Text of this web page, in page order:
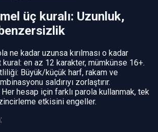
üç kuralı: Uzunluk,
ne kadar uzunsa kırılması o kadar
kural: en az 12 karakter, mümkünse 16+.
Büyük/küçük harf, rakam ve
saldırıyı zorlaştırır.
hesap için farklı parola kullanmak, tek
zincirleme etkisini engeller.